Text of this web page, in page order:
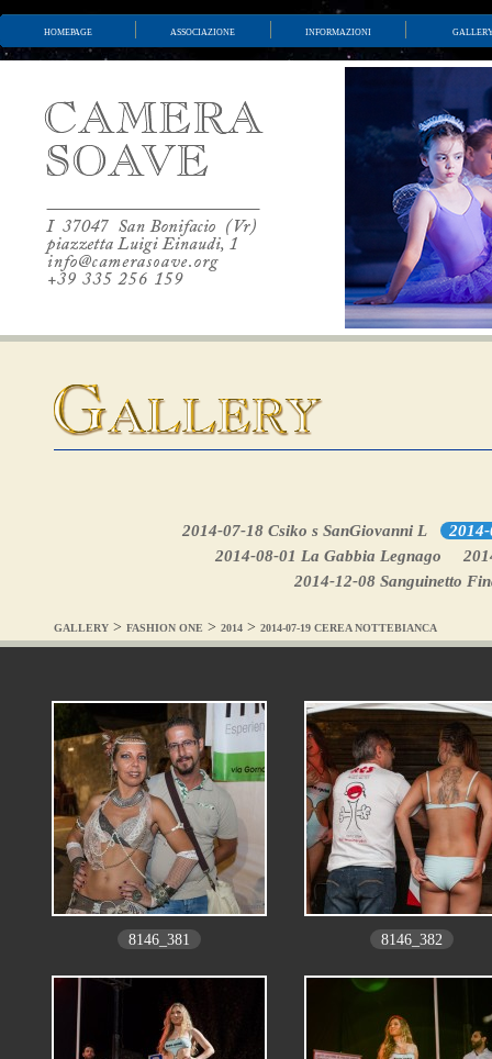
homepage associazione informazioni
2014-07-18 Csiko s SanGiovanni L
2014-08-01 La Gabbia Legnago
2014-12-08 Sanguinetto
GALLERY > FASHION ONE > 2014 > 2014-07-19 CEREA NOTTEBIANCA
8146_381 8146_382